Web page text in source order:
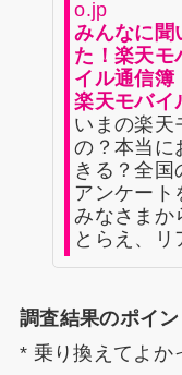
o.jp
みんなに聞
た！楽天モ
イル通信簿 |
楽天モバイ
いまの楽天
の？本当に
きる？全国
アンケート
みなさまか
とらえ、
調査結果のポイン
* 乗り換えてよか